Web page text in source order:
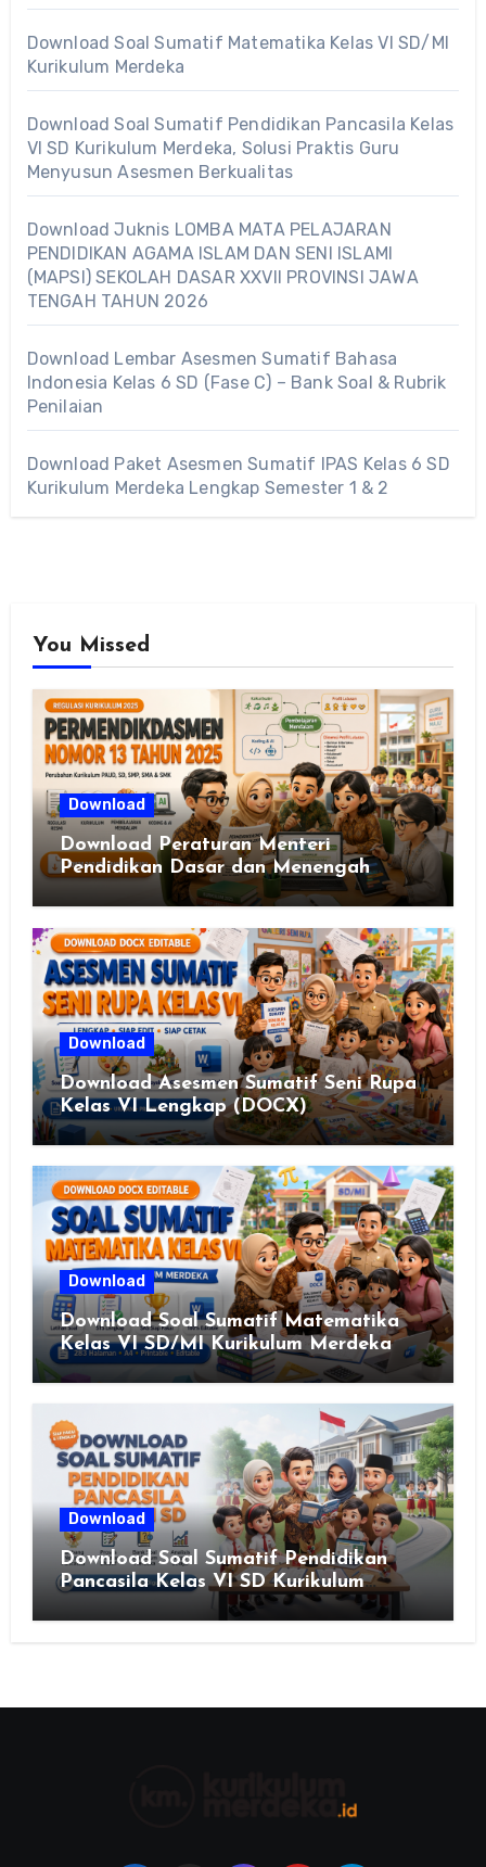
Download Soal Sumatif Matematika Kelas VI SD/MI
Kurikulum Merdeka
Download Soal Sumatif Pendidikan Pancasila Kelas
VI SD Kurikulum Merdeka, Solusi Praktis Guru
Menyusun Asesmen Berkualitas
Download Juknis LOMBA MATA PELAJARAN
PENDIDIKAN AGAMA ISLAM DAN SENI ISLAMI
(MAPSI) SEKOLAH DASAR XXVII PROVINSI JAWA
TENGAH TAHUN 2026
Download Lembar Asesmen Sumatif Bahasa
Indonesia Kelas 6 SD (Fase C) – Bank Soal & Rubrik
Penilaian
Download Paket Asesmen Sumatif IPAS Kelas 6 SD
Kurikulum Merdeka Lengkap Semester 1 & 2
You Missed
Download
Download Peraturan Menteri
Pendidikan Dasar dan Menengah
Republik Indonesia Nomor 13 Tahun
Download
Download Asesmen Sumatif Seni Rupa
Kelas VI Lengkap (DOCX)
Download
Download Soal Sumatif Matematika
Kelas VI SD/MI Kurikulum Merdeka
Download
Download Soal Sumatif Pendidikan
Pancasila Kelas VI SD Kurikulum
Merdeka, Solusi Praktis Guru
Menyusun Asesmen Berkualitas